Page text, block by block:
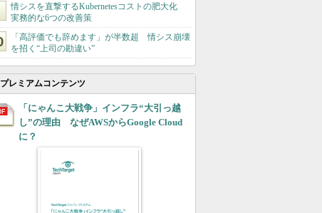
情シスを直撃するKubernetesコストの肥大化
実務的な6つの改善策
「高評価でも辞めます」が半数超 情シス崩壊
を招く“上司の勘違い”
プレミアムコンテンツ
「にゃんこ大戦争」インフラ“大引っ越
し”の理由 なぜAWSからGoogle Cloud
に？